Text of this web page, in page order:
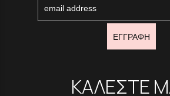
ΕΓΓΡΑΦΗ
ΚΑΛΕΣΤΕ